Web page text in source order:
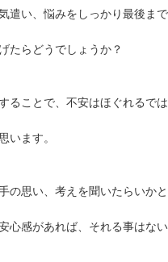
遣い、悩みをしっかり最後まで
たらどうでしょうか？
ることで、不安はほぐれるで
います。
の思い、考えを聞いたらいかと
心感があれば、それる事はない